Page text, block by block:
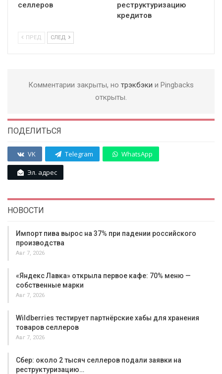
селлеров
реструктуризацию
кредитов
ПРЕД СЛЕД
Комментарии закрыты, но трэкбэки и Pingbacks
открыты.
ПОДЕЛИТЬСЯ
VK Telegram WhatsApp
Эл. адрес
НОВОСТИ
Импорт пива вырос на 37% при падении российского
производства
Авг 7, 2026
«Яндекс Лавка» открыла первое кафе: 70% меню —
собственные марки
Авг 7, 2026
Wildberries тестирует партнёрские хабы для хранения
товаров селлеров
Авг 7, 2026
Сбер: около 2 тысяч селлеров подали заявки на
реструктуризацию…